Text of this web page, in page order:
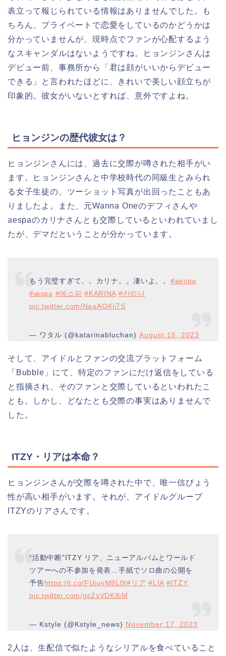
表立って報じられている情報はありませんでした。も
ちろん、プライベートで恋愛をしているのかどうかは
分かっていませんが、現時点でファンが心配するよう
なスキャンダルはないようですね。ヒョンジンさんは
デビュー前、事務所から「君は顔がいいからデビュー
できる」と言われたほどに、きれいで美しい顔立ちが
印象的。彼女がいないとすれば、意外ですよね。
ヒョンジンの歴代彼女は？
ヒョンジンさんには、過去に交際が噂された相手がい
ます。ヒョンジンさんと中学校時代の同級生とみられ
る女子生徒の、ツーショット写真が出回ったこともあ
りましたよ。また、元Wanna Oneのデフィさんや
aespaのカリナさんとも交際しているといわれていまし
たが、デマだということが分かっています。
もう完璧すぎて。。カリナ。。凄いよ。。 #aespa
#æspa #에스파 #KARINA #카리나
pic.twitter.com/NaaAQXji7S
— ワタル (@katarinabluchan)August 15, 2023
そして、アイドルとファンの交流プラットフォーム
「Bubble」にて、特定のファンにだけ返信をしている
と指摘され、そのファンと交際しているといわれたこ
とも。しかし、どなたとも交際の事実はありませんで
した。
ITZY・リアは本命？
ヒョンジンさんが交際を噂された中で、唯一信ぴょう
性が高い相手がいます。それが、アイドルグループ
ITZYのリアさんです。
“活動中断”ITZY リア、ニューアルバムとワールド
ツアーへの不参加を発表…手紙でソロ曲の公開を
予告https://t.co/FUiuvM8L0t#リア #LIA #ITZY
pic.twitter.com/gzZsVDKIbM
— Kstyle (@Kstyle_news) November 17, 2023
2人は、生配信で似たようなシリアルを食べていること